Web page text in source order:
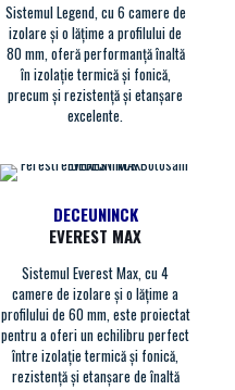
Sistemul Legend, cu 6 camere de
izolare și o lățime a profilului de
80 mm, oferă performanță înaltă
în izolație termică și fonică,
precum și rezistență și etanșare
excelente.
DECEUNINCK
EVEREST MAX
Sistemul Everest Max, cu 4
camere de izolare și o lățime a
profilului de 60 mm, este proiectat
pentru a oferi un echilibru perfect
între izolație termică și fonică,
rezistență și etanșare de înaltă